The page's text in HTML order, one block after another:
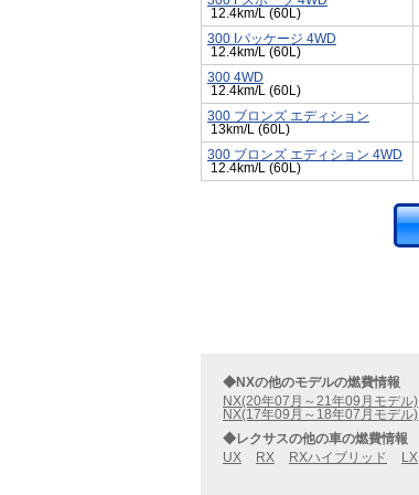
12.4km/L (60L)
300 Iパッケージ 4WD
12.4km/L (60L)
300 4WD
12.4km/L (60L)
300 ブロンズ エディション
13km/L (60L)
300 ブロンズ エディション 4WD
12.4km/L (60L)
◆NXの他のモデルの燃費情報
NX(20年07月～21年09月モデル)
NX(17年09月～18年07月モデル)
◆レクサスの他の車の燃費情報
UX
RX RXハイブリッド LX